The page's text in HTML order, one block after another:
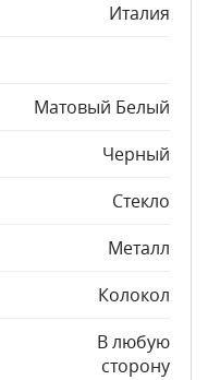
Италия
Матовый Белый
Черный
Стекло
Металл
Колокол
В любую
сторону